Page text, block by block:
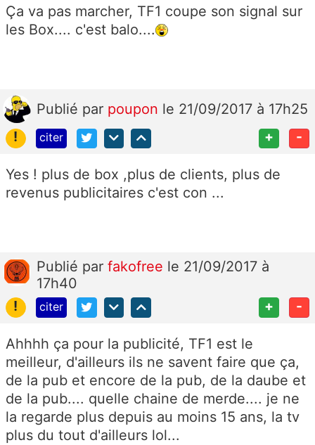
Ça va pas marcher, TF1 coupe son signal sur
les Box.... c'est balo....
Publié par poupon le 21/09/2017 à 17h25
!
citer + -
Yes ! plus de box ,plus de clients, plus de
revenus publicitaires c'est con ...
Publié par fakofree le 21/09/2017 à
17h40
!
citer + -
Ahhhh ça pour la publicité, TF1 est le
meilleur, d'ailleurs ils ne savent faire que ça,
de la pub et encore de la pub, de la daube et
de la pub.... quelle chaine de merde.... je ne
la regarde plus depuis au moins 15 ans, la tv
plus du tout d'ailleurs lol...